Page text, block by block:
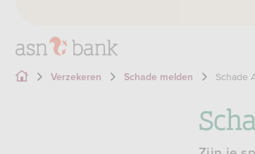
Verzekeren Schade melden Schade